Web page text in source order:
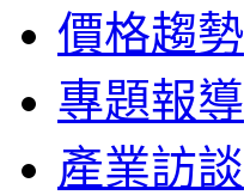
價格趨勢
專題報導
產業訪談